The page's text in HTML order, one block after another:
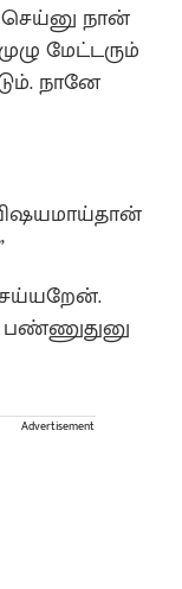
நான்
மேட்டரும்
நானே
பண்ணுதுனு
Advertisement